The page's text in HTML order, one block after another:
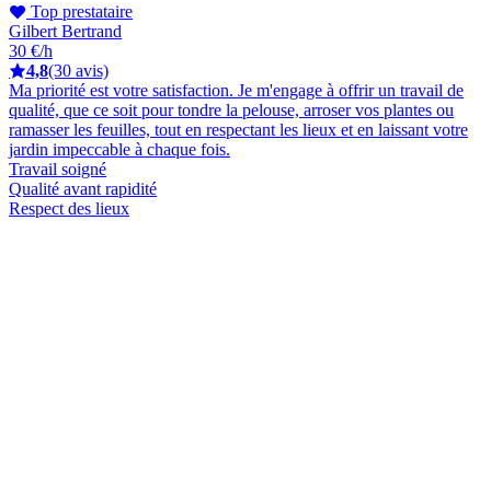
Top prestataire
Gilbert Bertrand
30 €/h
4,8(30 avis)
Ma priorité est votre satisfaction. Je m'engage à offrir un travail de
qualité, que ce soit pour tondre la pelouse, arroser vos plantes ou
ramasser les feuilles, tout en respectant les lieux et en laissant votre
jardin impeccable à chaque fois.
Travail soigné
Qualité avant rapidité
Respect des lieux